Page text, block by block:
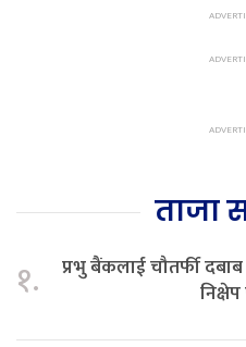
ताजा
१.
प्रभु बैंकलाई चौतर्फी